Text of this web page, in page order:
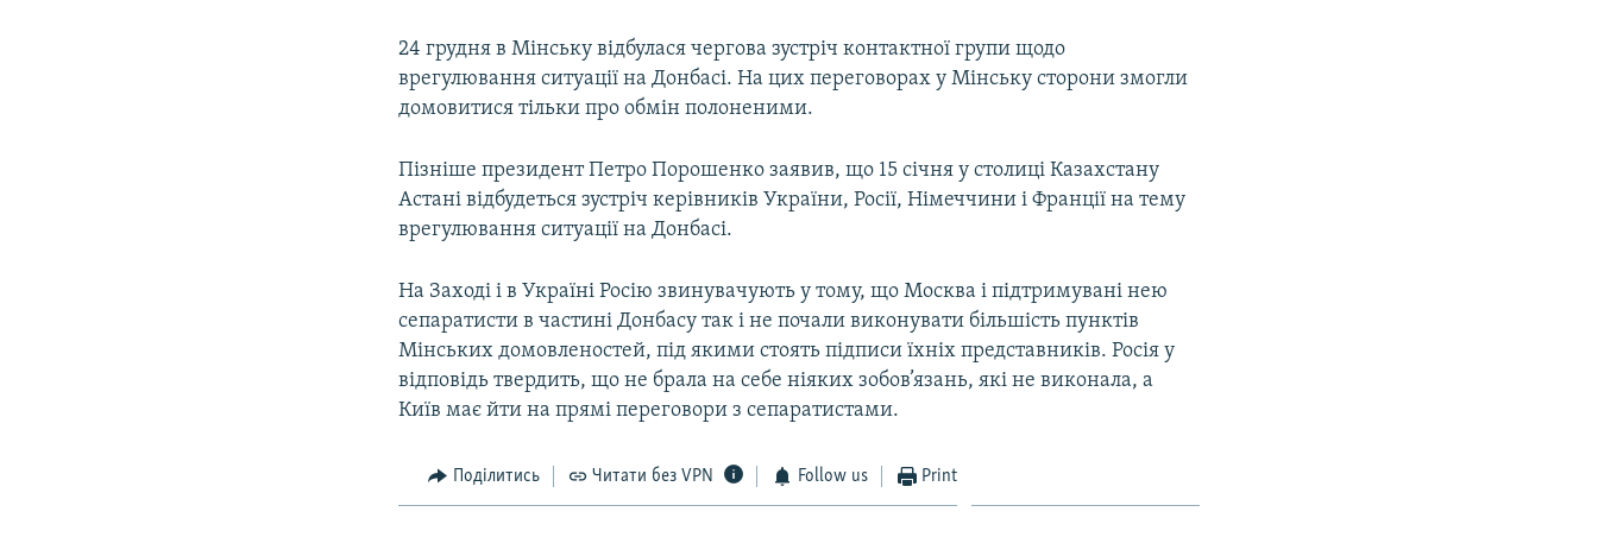
24 грудня в Мінську відбулася чергова зустріч контактної групи щодо
врегулювання ситуації на Донбасі. На цих переговорах у Мінську сторони змогли
домовитися тільки про обмін полоненими.
Пізніше президент Петро Порошенко заявив, що 15 січня у столиці Казахстану
Астані відбудеться зустріч керівників України, Росії, Німеччини і Франції на тему
врегулювання ситуації на Донбасі.
На Заході і в Україні Росію звинувачують у тому, що Москва і підтримувані нею
сепаратисти в частині Донбасу так і не почали виконувати більшість пунктів
Мінських домовленостей, під якими стоять підписи їхніх представників. Росія у
відповідь твердить, що не брала на себе ніяких зобов’язань, які не виконала, а
Київ має йти на прямі переговори з сепаратистами.
Поділитись Читати без VPN Follow us Print